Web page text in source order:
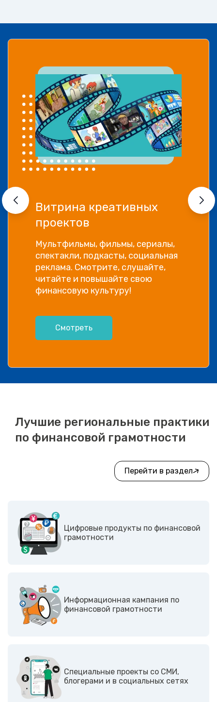
Прямой эфир «Мошенник
VS Финансовый блогер»
Как отличить фейковые истории
успеха и бесполезные курсы от
настоящей экспертной
информации, рассказываем в
видео!
Посмотреть
Лучшие региональные практики
по финансовой грамотности
Перейти в раздел
Цифровые продукты по финансовой
грамотности
Информационная кампания по
финансовой грамотности
Cпециальные проекты со СМИ,
блогерами и в социальных сетях